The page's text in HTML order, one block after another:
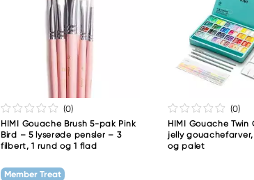
(0)
HIMI Gouache Brush 5-pak Pink
Bird – 5 lyserøde pensler – 3
filbert, 1 rund og 1 flad
Member Treat
(0)
HIMI Gouache Twin
jelly gouachefarver,
og palet